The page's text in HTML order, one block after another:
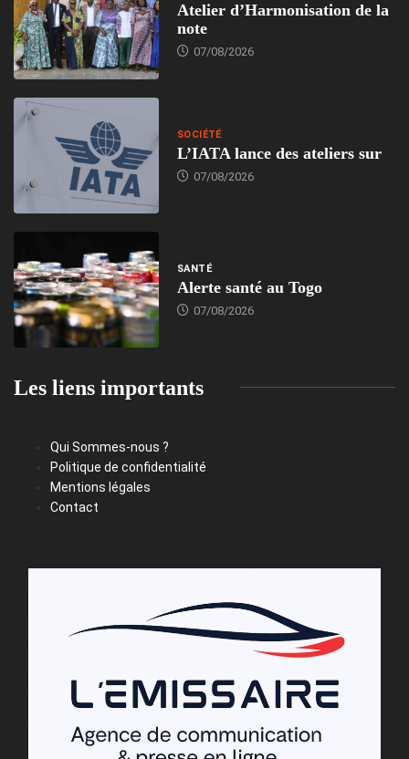
Atelier d’Harmonisation de la
note
07/08/2026
SOCIÉTÉ
L’IATA lance des ateliers sur
07/08/2026
SANTÉ
Alerte santé au Togo
07/08/2026
Les liens importants
Qui Sommes-nous ?
Politique de confidentialité
Mentions légales
Contact